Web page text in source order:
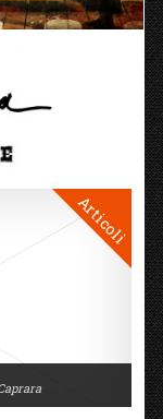
Articoli